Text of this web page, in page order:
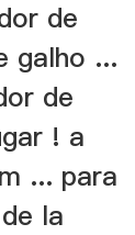
de
galho ...
de
! a
... para
la